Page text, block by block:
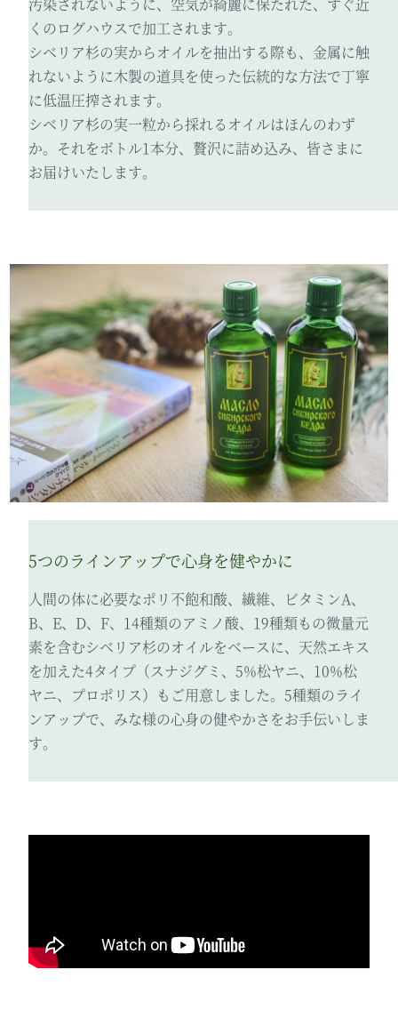
くのログハウスで加工されます。
シベリア杉の実からオイルを抽出する際も、金属に触
れないように木製の道具を使った伝統的な方法で丁寧
に低温圧搾されます。
シベリア杉の実一粒から採れるオイルはほんのわず
か。それをボトル1本分、贅沢に詰め込み、皆さまに
お届けいたします。
5つのラインアップで心身を健やかに
人間の体に必要なポリ不飽和酸、繊維、ビタミンA、
B、E、D、F、14種類のアミノ酸、19種類もの微量元
素を含むシベリア杉のオイルをベースに、天然エキス
を加えた4タイプ（スナジグミ、5%松ヤニ、10%松
ヤニ、プロポリス）もご用意しました。5種類のライ
ンアップで、みな様の心身の健やかさをお手伝いしま
す。